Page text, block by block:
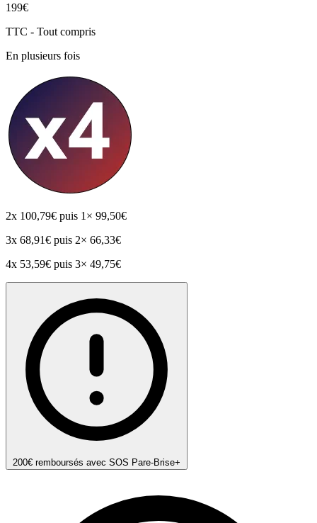
199€
TTC - Tout compris
En plusieurs fois
2x 100,79€ puis 1× 99,50€
3x 68,91€ puis 2× 66,33€
4x 53,59€ puis 3× 49,75€
200€ remboursés avec SOS Pare-Brise+